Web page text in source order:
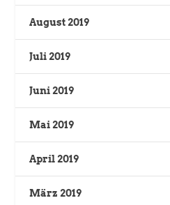
August 2019
Juli 2019
Juni 2019
Mai 2019
April 2019
März 2019